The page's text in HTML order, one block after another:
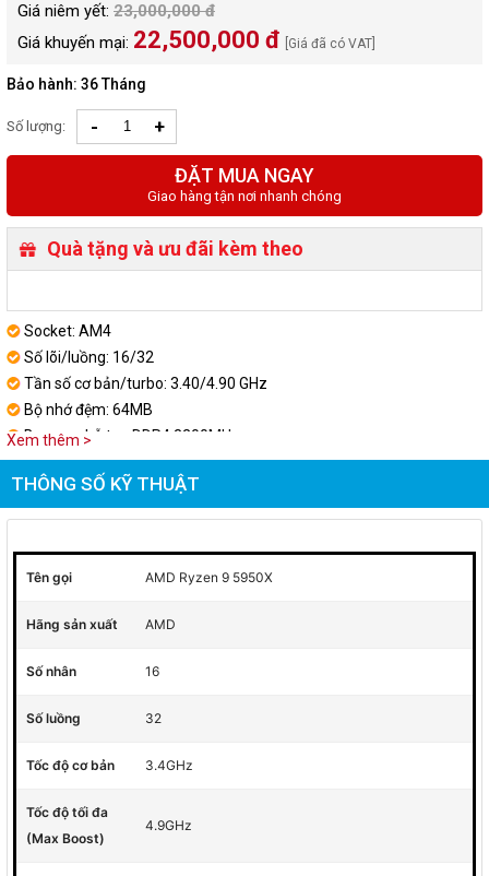
Giá niêm yết: 23,000,000 đ
Giá khuyến mại: 22,500,000 đ [Giá đã có VAT]
Bảo hành: 36 Tháng
Số lượng: - +
ĐẶT MUA NGAY
Giao hàng tận nơi nhanh chóng
Quà tặng và ưu đãi kèm theo
Socket: AM4
Số lõi/luồng: 16/32
Tần số cơ bản/turbo: 3.40/4.90 GHz
Bộ nhớ đệm: 64MB
Bus ram hỗ trợ: DDR4 3200MHz
Mức tiêu thụ điện: 105W
Xem thêm >
THÔNG SỐ KỸ THUẬT
Tên gọi AMD Ryzen 9 5950X
Hãng sản xuất AMD
Số nhân 16
Số luồng 32
Tốc độ cơ bản 3.4GHz
Tốc độ tối đa
(Max Boost)
4.9GHz